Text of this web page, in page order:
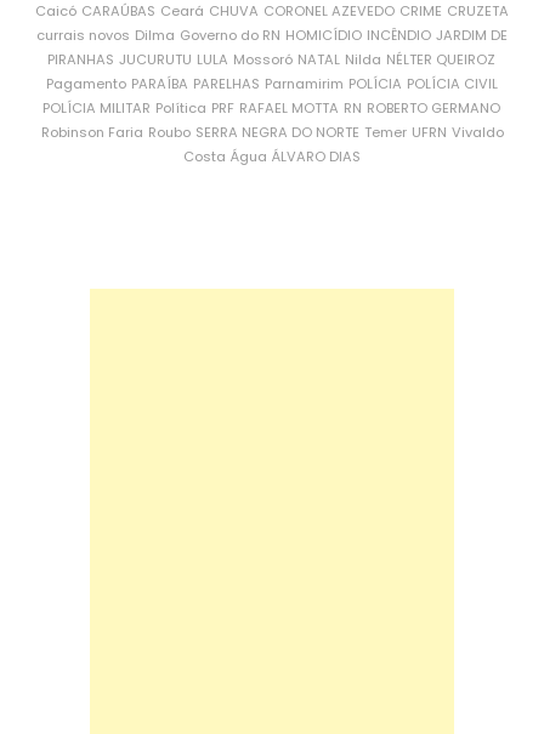
Caicó CARAÚBAS Ceará CHUVA CORONEL AZEVEDO CRIME CRUZETA
currais novos Dilma Governo do RN HOMICÍDIO INCÊNDIO JARDIM DE
PIRANHAS JUCURUTU LULA Mossoró NATAL Nilda NÉLTER QUEIROZ
Pagamento PARAÍBA PARELHAS Parnamirim POLÍCIA POLÍCIA CIVIL
POLÍCIA MILITAR Política PRF RAFAEL MOTTA RN ROBERTO GERMANO
Robinson Faria Roubo SERRA NEGRA DO NORTE Temer UFRN Vivaldo
Costa Água ÁLVARO DIAS